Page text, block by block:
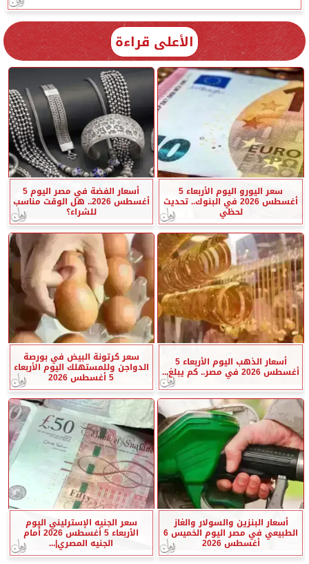
الأعلى قراءة
سعر اليورو اليوم الأربعاء 5
أغسطس 2026 في البنوك.. تحديث
لحظي
أسعار الفضة في مصر اليوم 5
أغسطس 2026.. هل الوقت مناسب
للشراء؟
أسعار الذهب اليوم الأربعاء 5
أغسطس 2026 في مصر.. كم يبلغ...
سعر كرتونة البيض في بورصة
الدواجن وللمستهلك اليوم الأربعاء
5 أغسطس 2026
أسعار البنزين والسولار والغاز
الطبيعي في مصر اليوم الخميس 6
أغسطس 2026
سعر الجنيه الإسترليني اليوم
الأربعاء 5 أغسطس 2026 أمام
الجنيه المصري|...